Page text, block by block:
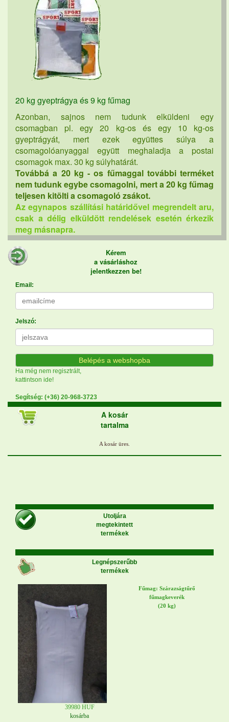
20 kg gyeptrágya és 9 kg fűmag
Azonban, sajnos nem tudunk elküldeni egy
csomagban pl. egy 20 kg-os és egy 10 kg-os
gyeptrágyát, mert ezek együttes súlya a
csomagolóanyaggal együtt meghaladja a postai
csomagok max. 30 kg súlyhatárát.
Továbbá a 20 kg - os fűmaggal további terméket
nem tudunk egybe csomagolni, mert a 20 kg fűmag
teljesen kitölti a csomagoló zsákot.
Az egynapos szállítási határidővel megrendelt aru,
csak a délig elküldött rendelések esetén érkezik
meg másnapra.
Kérem
a vásárláshoz
jelentkezzen be!
Email:
Jelszó:
Belépés a webshopba
Ha még nem regisztrált,
kattintson ide!
Segítség: (+36) 20-968-3723
A kosár
tartalma
Utoljára
megtekintett
termékek
Legnépszerűbb
termékek
Fűmag: Szárazságtűrő
fűmagkeverék
(20 kg)
39980 HUF
kosárba